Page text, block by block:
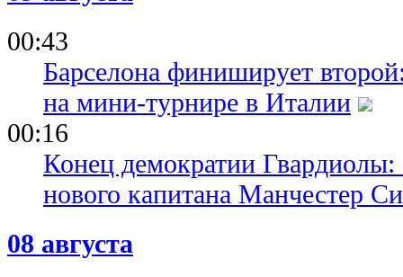
00:43
Барселона финиширует
на мини-турнире в Италии
00:16
Конец демократии
нового капитана Манчестер
08 августа